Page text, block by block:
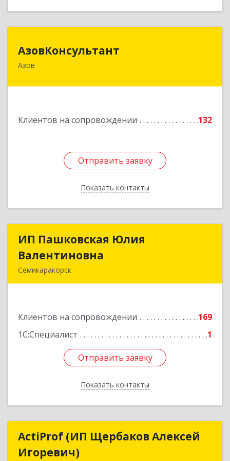
АзовКонсультант
Азов
Клиентов на сопровождении 132
Отправить заявку
Показать контакты
346780, Ростовская обл, Азов г, Петровский б-р,
Отправить заявку
Назад
ИП Пашковская Юлия
Валентиновна
Семикаракорск
Клиентов на сопровождении
169
1С:Специалист
1
Отправить заявку
Показать контакты
ИП Пашковская Юлия
Подробнее
Отправить заявку
Назад
ActiProf (ИП Щербаков Алексей
Игоревич)
ActiProf (ИП Щербаков Алексей